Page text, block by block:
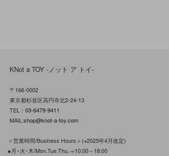
KNot a TOY -ノット ア トイ-
〒166-0002
東京都杉並区高円寺北2-24-13
TEL：03-6479-9411
MAIL:shop@knot-a-toy.com
＜営業時間/Business Hours＞(※2025年4月改定)
●月･火･木/Mon.Tue.Thu.→10:00～18:00